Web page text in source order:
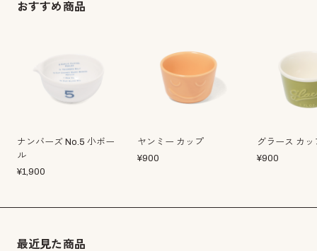
おすすめ商品
ナンバーズ No.5 小ボー
ル
¥1,900
ヤンミー カップ
¥900
グラース カッ
¥900
最近見た商品